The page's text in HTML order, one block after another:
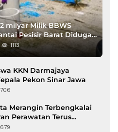
milyar Milik BBWS
Pesisir Barat Diduga
Banci
1113
KKN Darmajaya
Pekon Sinar Jawa
706
Merangin Terbengkalai
Perawatan Terus
679